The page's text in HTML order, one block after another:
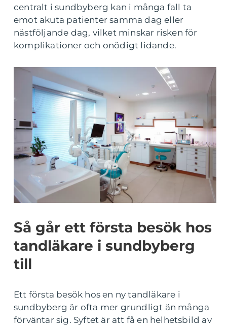
centralt i sundbyberg kan i många fall ta
emot akuta patienter samma dag eller
nästföljande dag, vilket minskar risken för
komplikationer och onödigt lidande.
Så går ett första besök hos
tandläkare i sundbyberg
till
Ett första besök hos en ny tandläkare i
sundbyberg är ofta mer grundligt än många
förväntar sig. Syftet är att få en helhetsbild av